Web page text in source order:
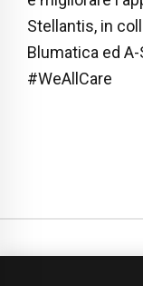
Stellantis, in
Blumatica ed
#WeAllCare